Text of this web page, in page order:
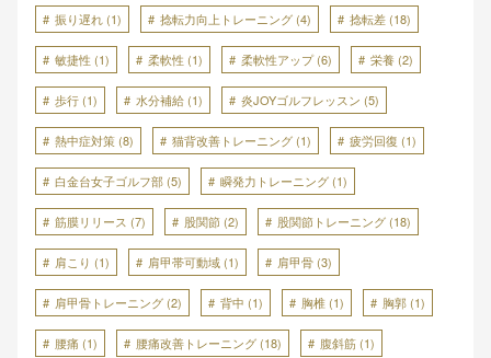
振り遅れ (1) 捻転力向上トレーニング (4) 捻転差 (18)
敏捷性 (1) 柔軟性 (1) 柔軟性アップ(6) 栄養 (2)
歩行 (1) 水分補給 (1) 炎JOYゴルフレッスン (5)
熱中症対策 (8) 猫背改善トレーニング (1) 疲労回復 (1)
白金台女子ゴルフ部 (5) 瞬発力トレーニング (1)
筋膜リリース (7) 股関節 (2) 股関節トレーニング (18)
肩こり (1) 肩甲帯可動域 (1) 肩甲骨 (3)
肩甲骨トレーニング (2) 背中 (1) 胸椎 (1) 胸郭 (1)
腰痛 (1) 腰痛改善トレーニング (18) 腹斜筋 (1)